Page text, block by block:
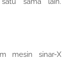
mesin sinar-X